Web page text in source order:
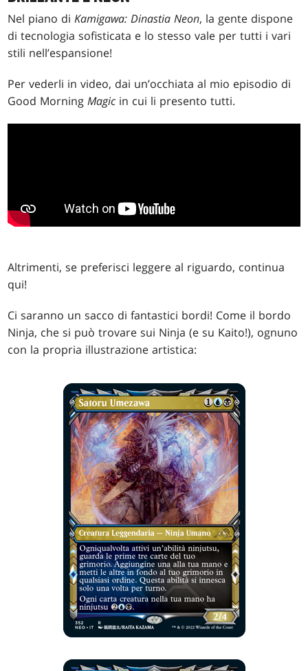
Nel piano diKamigawa: Dinastia Neon, la gente dispone
di tecnologia sofisticata e lo stesso vale per tutti i vari
stili nell’espansione!
Per vederli in video, dai un’occhiata al mio episodio di
Good MorningMagic in cui li presento tutti.
Altrimenti, se preferisci leggere al riguardo, continua
qui!
Ci saranno un sacco di fantastici bordi! Come il bordo
Ninja, che si può trovare sui Ninja (e su Kaito!), ognuno
con la propria illustrazione artistica: